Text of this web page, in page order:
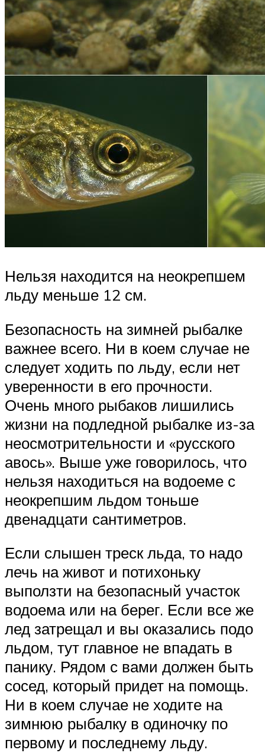
Нельзя находится на неокрепшем
льду меньше 12 см.
Безопасность на зимней рыбалке
важнее всего. Ни в коем случае не
следует ходить по льду, если нет
уверенности в его прочности.
Очень много рыбаков лишились
жизни на подледной рыбалке из-за
неосмотрительности и «русского
авось». Выше уже говорилось, что
нельзя находиться на водоеме с
неокрепшим льдом тоньше
двенадцати сантиметров.
Если слышен треск льда, то надо
лечь на живот и потихоньку
выползти на безопасный участок
водоема или на берег. Если все же
лед затрещал и вы оказались подо
льдом, тут главное не впадать в
панику. Рядом с вами должен быть
сосед, который придет на помощь.
Ни в коем случае не ходите на
зимнюю рыбалку в одиночку по
первому и последнему льду.